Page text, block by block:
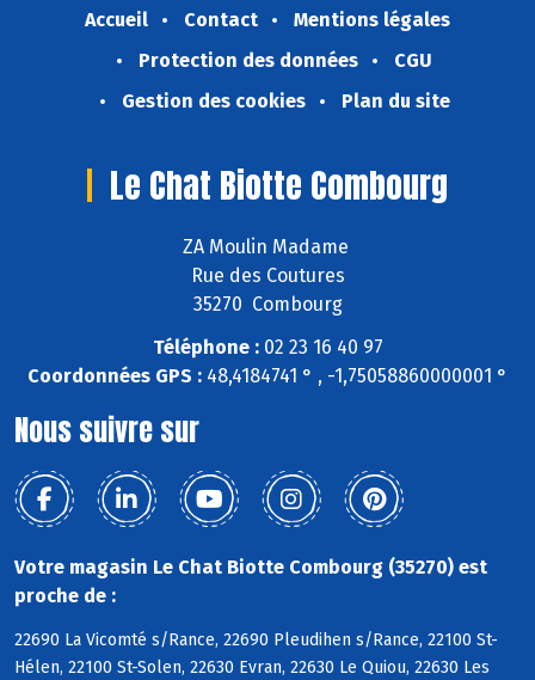
Accueil Contact
Mentions légales
Protection des données
CGU
Gestion des cookies
Plan du site
Le Chat Biotte Combourg
ZA Moulin Madame
Rue des Coutures
35270 Combourg
Téléphone :02 23 16 40 97
Coordonnées GPS : 48,4184741 ° , -1,75058860000001 °
Nous suivre sur
Votre magasin Le Chat Biotte Combourg (35270) est
proche de :
22690 La Vicomté s/Rance, 22690 Pleudihen s/Rance, 22100 St-
Hélen, 22100 St-Solen, 22630 Evran, 22630 Le Quiou, 22630 Les